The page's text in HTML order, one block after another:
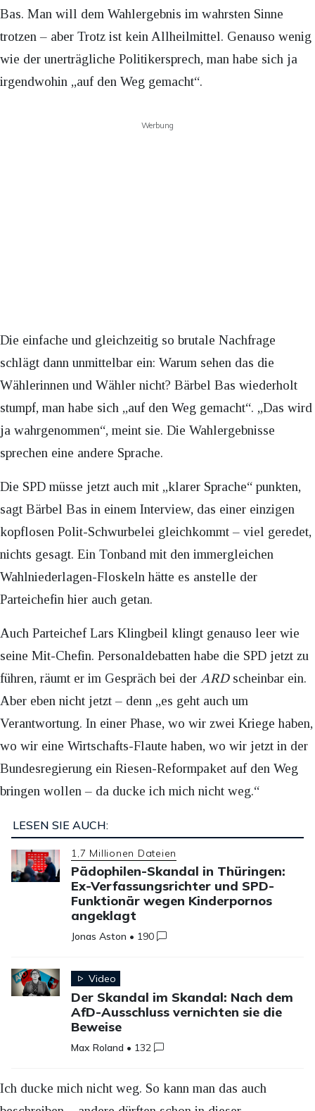
Bas. Man will dem Wahlergebnis im wahrsten Sinne
trotzen – aber Trotz ist kein Allheilmittel. Genauso wenig
wie der unerträgliche Politikersprech, man habe sich ja
irgendwohin „auf den Weg gemacht“.
Werbung
Die einfache und gleichzeitig so brutale Nachfrage
schlägt dann unmittelbar ein: Warum sehen das die
Wählerinnen und Wähler nicht? Bärbel Bas wiederholt
stumpf, man habe sich „auf den Weg gemacht“. „Das wird
ja wahrgenommen“, meint sie. Die Wahlergebnisse
sprechen eine andere Sprache.
Die SPD müsse jetzt auch mit „klarer Sprache“ punkten,
sagt Bärbel Bas in einem Interview, das einer einzigen
kopflosen Polit-Schwurbelei gleichkommt – viel geredet,
nichts gesagt. Ein Tonband mit den immergleichen
Wahlniederlagen-Floskeln hätte es anstelle der
Parteichefin hier auch getan.
Auch Parteichef Lars Klingbeil klingt genauso leer wie
seine Mit-Chefin. Personaldebatten habe die SPD jetzt zu
führen, räumt er im Gespräch bei der ARDscheinbar ein.
Aber eben nicht jetzt – denn „es geht auch um
Verantwortung. In einer Phase, wo wir zwei Kriege haben,
wo wir eine Wirtschafts-Flaute haben, wo wir jetzt in der
Bundesregierung ein Riesen-Reformpaket auf den Weg
bringen wollen – da ducke ich mich nicht weg.“
LESEN SIE AUCH:
1,7 Millionen Dateien
Pädophilen-Skandal in Thüringen:
Ex-Verfassungsrichter und SPD-
Funktionär wegen Kinderpornos
angeklagt
Jonas Aston • 190
Video
Der Skandal im Skandal: Nach dem
AfD-Ausschluss vernichten sie die
Beweise
Max Roland • 132
Ich ducke mich nicht weg. So kann man das auch